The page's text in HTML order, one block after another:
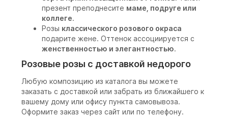
презент преподнесите маме, подруге или
коллеге.
Розы классического розового окраса
подарите жене. Оттенок ассоциируется с
женственностью и элегантностью.
Розовые розы с доставкой недорого
Любую композицию из каталога вы можете
заказать с доставкой или забрать из ближайшего к
вашему дому или офису пункта самовывоза.
Оформите заказ через сайт или по телефону.